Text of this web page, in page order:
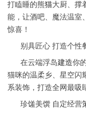
打瞌睡的熊猫大厨、撑
能，让酒吧、魔法温室
惊喜！
别具匠心 打造个性
在云端浮岛建造你
猫咪的温柔乡、星空
系装饰，打造全网最吸
珍馐美馔 自定经营